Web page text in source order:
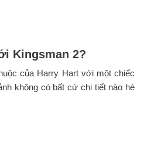
Kingsman 2?
của Harry Hart với một chiếc
không có bất cứ chi tiết nào hé